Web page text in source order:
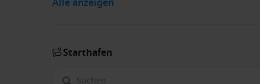
Starthafen